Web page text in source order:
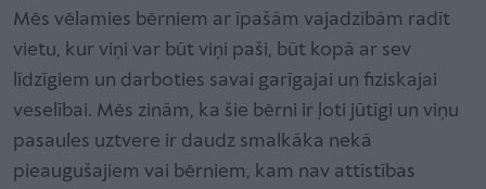
Mēs vēlamies bērniem ar īpašām vajadzībām radīt
vietu, kur viņi var būt viņi paši, būt kopā ar sev
līdzīgiem un darboties savai garīgajai un fiziskajai
veselībai. Mēs zinām, ka šie bērni ir ļoti jūtīgi un viņu
pasaules uztvere ir daudz smalkāka nekā
pieaugušajiem vai bērniem, kam nav attīstības